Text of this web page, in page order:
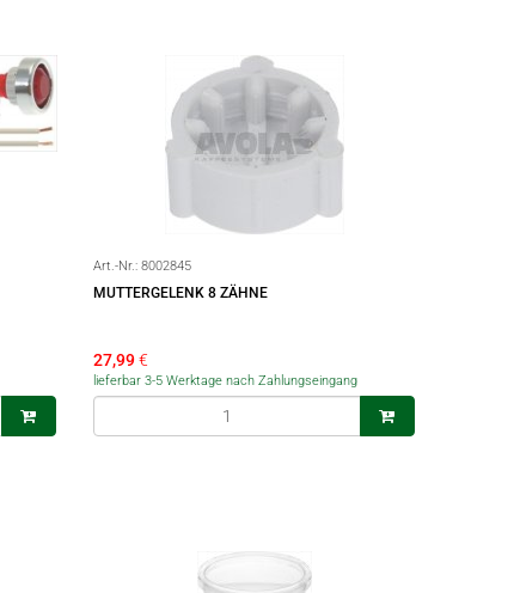
Art.-Nr.: 8002845
MUTTERGELENK 8 ZÄHNE
27,99€
lieferbar 3-5 Werktage nach Zahlungseingang